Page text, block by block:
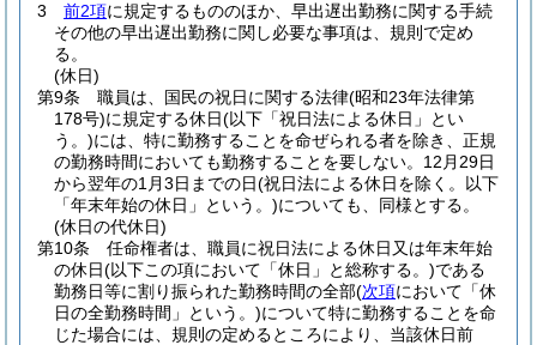
3
前2項に規定するもののほか、早出遅出勤務に関する手続
その他の早出遅出勤務に関し必要な事項は、規則で定め
る。
(休日)
第9条
職員は、国民の祝日に関する法律(昭和23年法律第
178号)に規定する休日(以下「祝日法による休日」とい
う。)には、特に勤務することを命ぜられる者を除き、正規
の勤務時間においても勤務することを要しない。 12月29日
から翌年の1月3日までの日(祝日法による休日を除く。以下
「年末年始の休日」という。)についても、同様とする。
(休日の代休日)
第10条
任命権者は、職員に祝日法による休日又は年末年始
の休日(以下この項において「休日」と総称する。)である
勤務日等に割り振られた勤務時間の全部(次項において「休
日の全勤務時間」という。)について特に勤務することを命
じた場合には、規則の定めるところにより、当該休日前